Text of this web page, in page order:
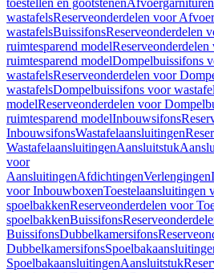
toestellen en gootstenen
wastafelsReserveonderdelen voor
wastafelsBuissifonsReserveonderdelen
ruimtesparend model
ruimtesparend modelDompelbuissifons
wastafelsReserveonderdelen voor
wastafelsDompelbuissifons voor
modelReserveonderdelen voor
ruimtesparend modelInbouwsifons
InbouwsifonsWastafelaansluitingen
WastafelaansluitingenAansluitstuk
voor
AansluitingenAfdichtingenVerlengingen
voor InbouwboxenToestelaansluitingen
spoelbakkenReserveonderdelen voor
spoelbakkenBuissifons
BuissifonsDubbelkamersifons
Dubbelkamersifons
SpoelbakaansluitingenAansluitstuk